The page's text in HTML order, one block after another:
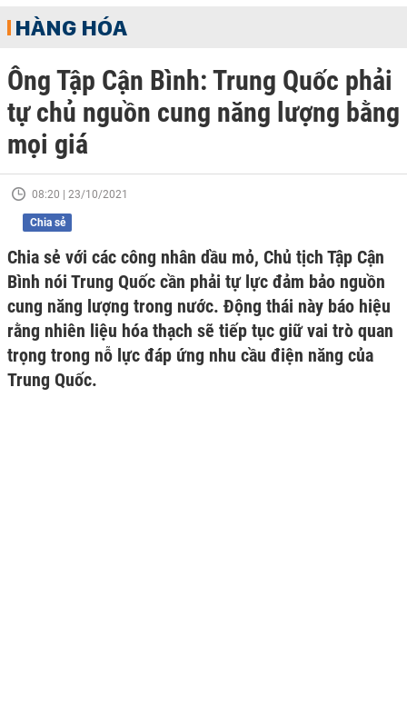
HÀNG HÓA
Ông Tập Cận Bình: Trung Quốc phải
tự chủ nguồn cung năng lượng bằng
mọi giá
08:20 | 23/10/2021
Chia sẻ
Chia sẻ với các công nhân dầu mỏ, Chủ tịch Tập Cận
Bình nói Trung Quốc cần phải tự lực đảm bảo nguồn
cung năng lượng trong nước. Động thái này báo hiệu
rằng nhiên liệu hóa thạch sẽ tiếp tục giữ vai trò quan
trọng trong nỗ lực đáp ứng nhu cầu điện năng của
Trung Quốc.